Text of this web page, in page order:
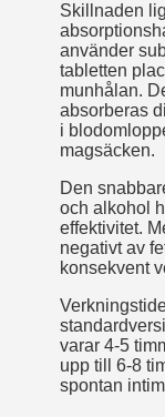
Skillnaden
använder
tabletten
munhålan.
absorberas
i
magsäcken.
Den
och alkohol
effektivitet.
negativt av
konsekvent
varar 4-5
upp till 6-8
spontan